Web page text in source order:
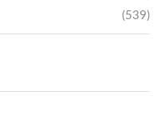
(539)